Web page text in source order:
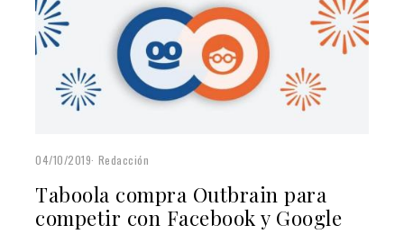
04/10/2019 Redacción
Taboola compra Outbrain para
competir con Facebook y Google